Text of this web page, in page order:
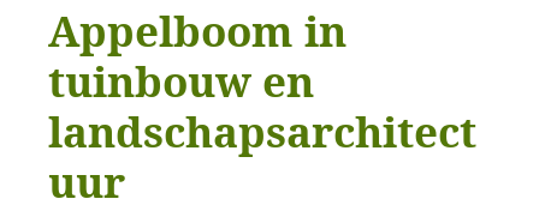
Appelboom in
tuinbouw en
landschapsarchitect
uur